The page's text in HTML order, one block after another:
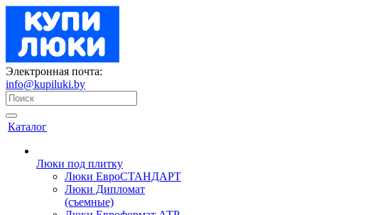
Электронная почта:
info@kupiluki.by
Каталог
Люки под плитку
Люки ЕвроСТАНДАРТ
Люки Дипломат
(съемные)